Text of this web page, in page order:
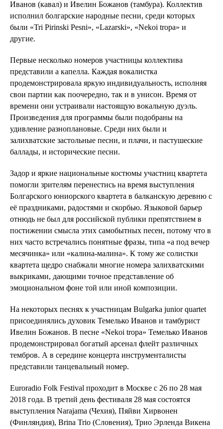
Иванов (кавал) и Ивелин Божанов (тамбура). Коллектив
исполнил болгарские народные песни, среди которых
были «Tri Pirinski Pesni», «Lazarski», «Nekoi tropa» и
другие.
Первые несколько номеров участницы коллектива
представили а капелла. Каждая вокалистка
продемонстрировала яркую индивидуальность, исполняя
свои партии как поочередно, так и в унисон. Время от
времени они устраивали настоящую вокальную дуэль.
Произведения для программы были подобраны на
удивление разноплановые. Среди них были и
залихватские застольные песни, и плачи, и пастушеские
баллады, и исторические песни.
Задор и яркие национальные костюмы участниц квартета
помогли зрителям перенестись на время выступления
Болгарского юниорского квартета в балканскую деревню с
её праздниками, радостями и скорбью. Языковой барьер
отнюдь не был для российской публики препятствием в
постижении смысла этих самобытных песен, потому что в
них часто встречались понятные фразы, типа «а под вечер
месячинка» или «калина-малина». К тому же солистки
квартета щедро снабжали многие номера залихватскими
выкриками, дающими точное представление об
эмоциональном фоне той или иной композиции.
На некоторых песнях к участницам Bulgarka junior quartet
присоединялись духовик Темелько Иванов и тамбурист
Ивелин Божанов. В песне «Nekoi tropa» Темелько Иванов
продемонстрировал богатый арсенал флейт различных
тембров. А в середине концерта инструменталисты
представили танцевальный номер.
Euroradio Folk Festival проходит в Москве с 26 по 28 мая
2018 года. В третий день фестиваля 28 мая состоятся
выступления Narajama (Чехия), Пяйви Хирвонен
(Финляндия), Brina Trio (Словения), Трио Эрленда Викена